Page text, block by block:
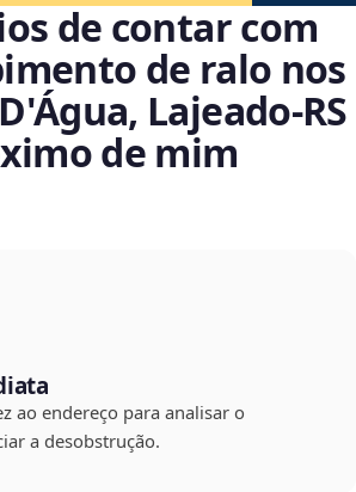
de contar com
de ralo nos
Lajeado‑RS
de mim
ao endereço para analisar o
a desobstrução.